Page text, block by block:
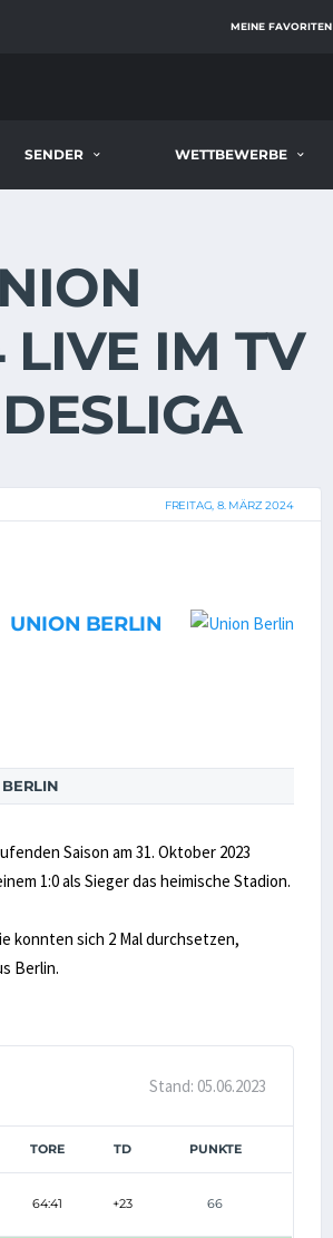
MEINE FAVORITEN
SENDER WETTBEWERBE
IM TV
FREITAG, 8. MÄRZ 2024
UNION BERLIN
Saison am 31. Oktober 2023
1:0 als Sieger das heimische Stadion.
konnten sich 2 Mal durchsetzen,
Berlin.
Stand: 05.06.2023
TORE TD PUNKTE
64:41 +23 66